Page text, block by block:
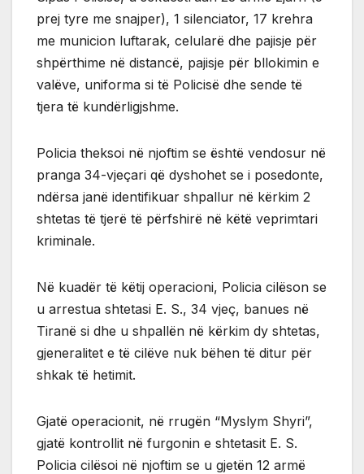
prej tyre me snajper), 1 silenciator, 17 krehra
me municion luftarak, celularë dhe pajisje për
shpërthime në distancë, pajisje për bllokimin e
valëve, uniforma si të Policisë dhe sende të
tjera të kundërligjshme.
Policia theksoi në njoftim se është vendosur në
pranga 34-vjeçari që dyshohet se i posedonte,
ndërsa janë identifikuar shpallur në kërkim 2
shtetas të tjerë të përfshirë në këtë veprimtari
kriminale.
Në kuadër të këtij operacioni, Policia cilëson se
u arrestua shtetasi E. S., 34 vjeç, banues në
Tiranë si dhe u shpallën në kërkim dy shtetas,
gjeneralitet e të cilëve nuk bëhen të ditur për
shkak të hetimit.
Gjatë operacionit, në rrugën “Myslym Shyri”,
gjatë kontrollit në furgonin e shtetasit E. S.
Policia cilësoi në njoftim se u gjetën 12 armë